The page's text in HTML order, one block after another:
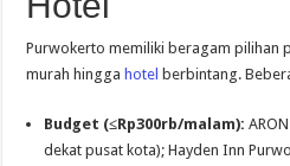
Purwokerto memiliki beragam pilihan
murah hingga hotel berbintang.
Budget (≤Rp300rb/malam):
dekat pusat kota); Hayden Inn